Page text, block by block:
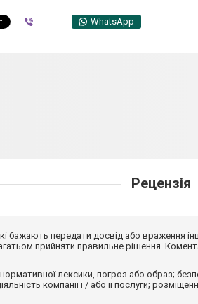
WhatsApp
Рецензія
бажають передати досвід або
прийняти правильне рішення.
лексики, погроз або образ;
компанії і / або її послуги;